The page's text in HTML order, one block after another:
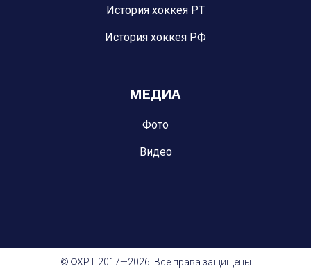
История хоккея РТ
История хоккея РФ
МЕДИА
Фото
Видео
© ФХРТ 2017—2026. Все права защищены